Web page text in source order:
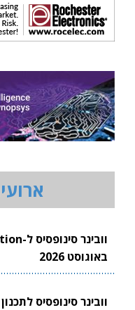
באוגוסט 2026